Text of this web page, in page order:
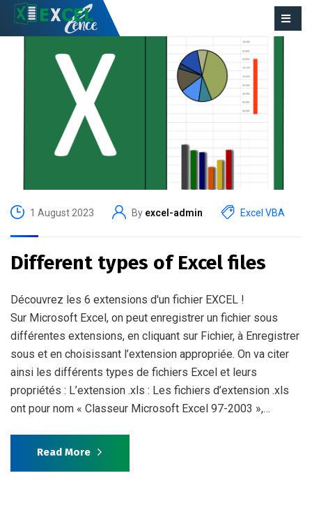
1 August 2023 By excel-admin Excel VBA
Different types of Excel files
Découvrez les 6 extensions d'un fichier EXCEL !
Sur Microsoft Excel, on peut enregistrer un fichier sous
différentes extensions, en cliquant sur Fichier, à Enregistrer
sous et en choisissant l’extension appropriée. On va citer
ainsi les différents types de fichiers Excel et leurs
propriétés : L’extension .xls : Les fichiers d’extension .xls
ont pour nom « Classeur Microsoft Excel 97-2003 »,…
Read More